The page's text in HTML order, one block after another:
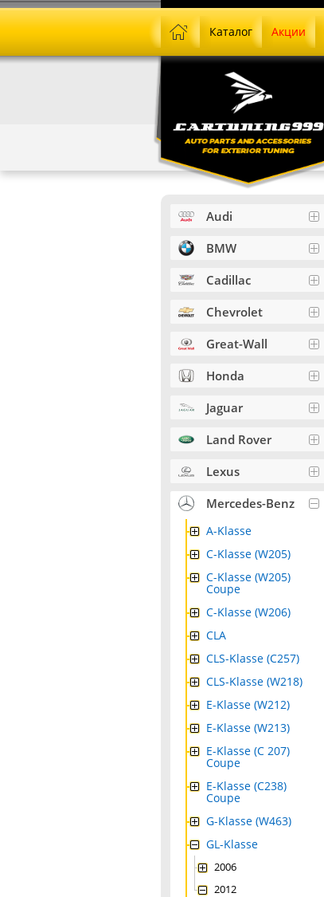
Каталог Акции
Audi
BMW
Cadillac
Chevrolet
Great-Wall
Honda
Jaguar
Land Rover
Lexus
Mercedes-Benz
A-Klasse
C-Klasse (W205)
C-Klasse (W205)
Coupe
C-Klasse (W206)
CLA
CLS-Klasse (C257)
CLS-Klasse (W218)
E-Klasse (W212)
E-Klasse (W213)
E-Klasse (C 207)
Coupe
E-Klasse (C238)
Coupe
G-Klasse (W463)
GL-Klasse
2006
2012